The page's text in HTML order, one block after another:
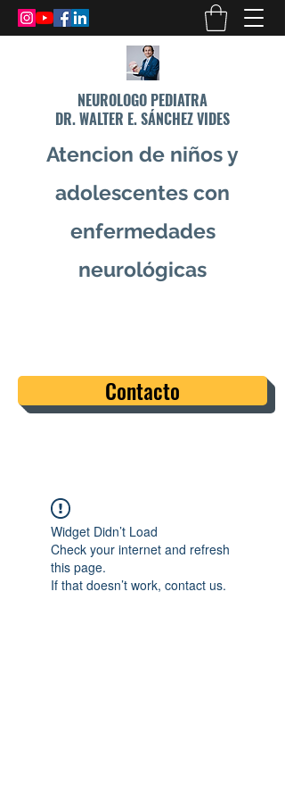
NEUROLOGO PEDIATRA
DR. WALTER E. SÁNCHEZ VIDES
Atencion de niños y
adolescentes con
enfermedades
neurológicas
Contacto
Widget Didn’t Load
Check your internet and refresh
this page.
If that doesn’t work, contact us.